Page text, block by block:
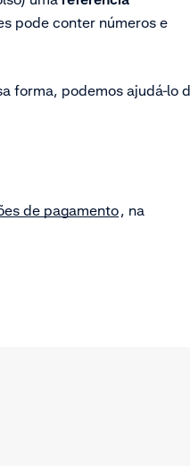
pode conter números e
forma, podemos ajudá-lo
de pagamento, na